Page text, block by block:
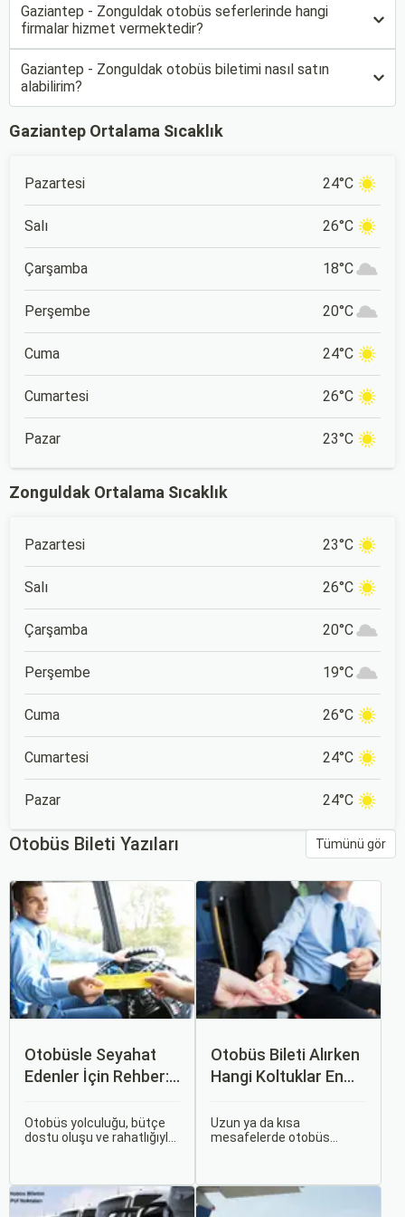
Gaziantep - Zonguldak otobüs seferlerinde hangi
firmalar hizmet vermektedir?
Gaziantep - Zonguldak otobüs biletimi nasıl satın
alabilirim?
Gaziantep Ortalama Sıcaklık
Pazartesi 24°C
Salı 26°C
Çarşamba 18°C
Perşembe 20°C
Cuma 24°C
Cumartesi 26°C
Pazar 23°C
Zonguldak Ortalama Sıcaklık
Pazartesi 23°C
Salı 26°C
Çarşamba 20°C
Perşembe 19°C
Cuma 26°C
Cumartesi 24°C
Pazar 24°C
Otobüs Bileti Yazıları Tümünü gör
Otobüsle Seyahat
Edenler İçin Rehber:
Koltuk Seçimine
Otobüs yolculuğu, bütçe
dostu oluşu ve rahatlığıyla
keyifli ve stressiz hale
getirmek için bilinmesi
Otobüs Bileti Alırken
Hangi Koltuklar En
Rehberi
Uzun ya da kısa
mesafelerde otobüs
otobüsle seyahat ederken
koltuk seçiminin ne kadar